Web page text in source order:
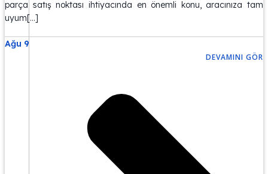
parça satış noktası ihtiyacında en önemli konu, aracınıza tam
uyum[…]
Ağu 9
DEVAMINI GÖR